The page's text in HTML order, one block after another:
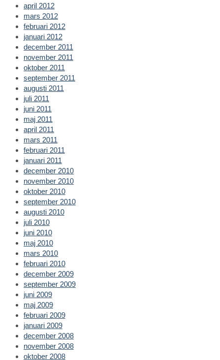
april 2012
mars 2012
februari 2012
januari 2012
december 2011
november 2011
oktober 2011
september 2011
augusti 2011
juli 2011
juni 2011
maj 2011
april 2011
mars 2011
februari 2011
januari 2011
december 2010
november 2010
oktober 2010
september 2010
augusti 2010
juli 2010
juni 2010
maj 2010
mars 2010
februari 2010
december 2009
september 2009
juni 2009
maj 2009
februari 2009
januari 2009
december 2008
november 2008
oktober 2008